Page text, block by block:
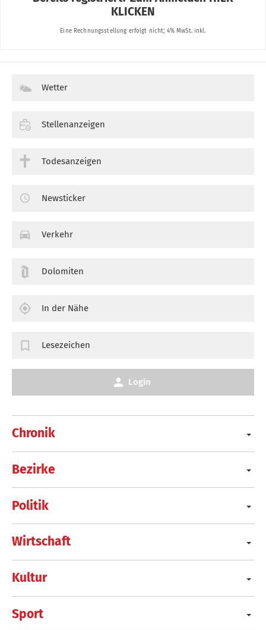
Chronik
Bezirke
Politik
Wirtschaft
Kultur
Sport
Wetter
Stellenanzeigen
Todesanzeigen
Newsticker
Verkehr
Dolomiten
In der Nähe
Lesezeichen
Login